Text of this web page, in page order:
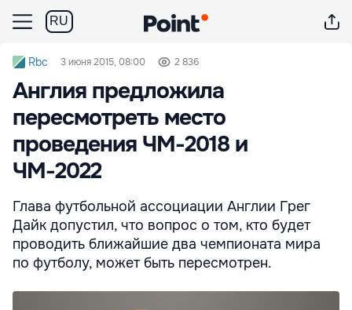
RU
Rbc 3 июня 2015, 08:00 2 836
Англия предложила
пересмотреть место
проведения ЧМ-2018 и
ЧМ-2022
Глава футбольной ассоциации Англии Грег
Дайк допустил, что вопрос о том, кто будет
проводить ближайшие два чемпионата мира
по футболу, может быть пересмотрен.